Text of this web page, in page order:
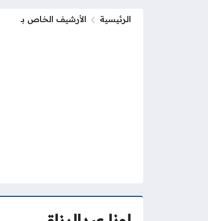
الرئيسية الأرشيف الخاص بـ